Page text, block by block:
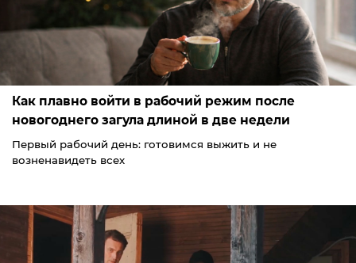
Как плавно войти в рабочий режим после
новогоднего загула длиной в две недели
Первый рабочий день: готовимся выжить и не
возненавидеть всех